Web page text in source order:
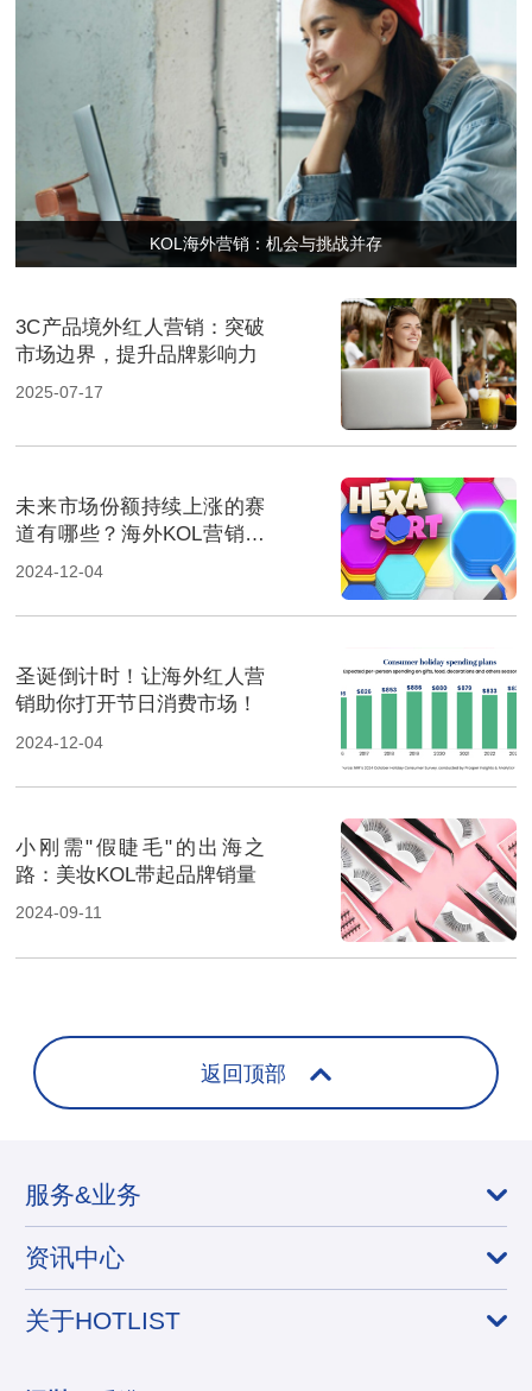
KOL海外营销：机会与挑战并存
3C产品境外红人营销：突破
市场边界，提升品牌影响力
2025-07-17
未来市场份额持续上涨的赛
道有哪些？海外KOL营销榜
上有名
2024-12-04
圣诞倒计时！让海外红人营
销助你打开节日消费市场！
2024-12-04
小刚需"假睫毛"的出海之
路：美妆KOL带起品牌销量
2024-09-11
返回顶部
服务&业务
资讯中心
关于HOTLIST